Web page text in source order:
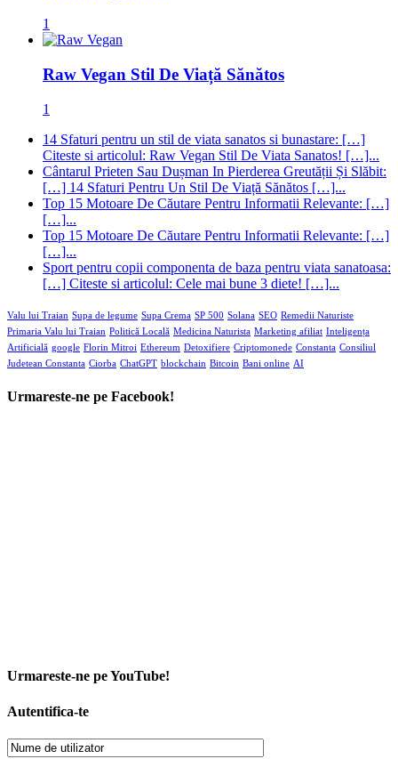
1
Raw Vegan Stil De Viață Sănătos
1
14 Sfaturi pentru un stil de viata sanatos si bunastare: […]
Citeste si articolul: Raw Vegan Stil De Viata Sanatos! […]...
Cântarul Prieten Sau Dușman In Pierderea Greutății Și Slăbit:
[…] 14 Sfaturi Pentru Un Stil De Viață Sănătos […]...
Top 15 Motoare De Căutare Pentru Informatii Relevante: […]
[…]...
Top 15 Motoare De Căutare Pentru Informatii Relevante: […]
[…]...
Sport pentru copii componenta de baza pentru viata sanatoasa:
[…] Citeste si articolul: Cele mai bune 3 diete! […]...
Valu lui Traian Supa de legume Supa Crema SP 500 Solana SEO Remedii Naturiste
Primaria Valu lui Traian Politică Locală Medicina Naturista Marketing afiliat Inteligența
Artificială google Florin Mitroi Ethereum Detoxifiere Criptomonede Constanta Consiliul
Judetean Constanta Ciorba ChatGPT blockchain Bitcoin Bani online AI
Urmareste-ne pe Facebook!
Urmareste-ne pe YouTube!
Autentifica-te